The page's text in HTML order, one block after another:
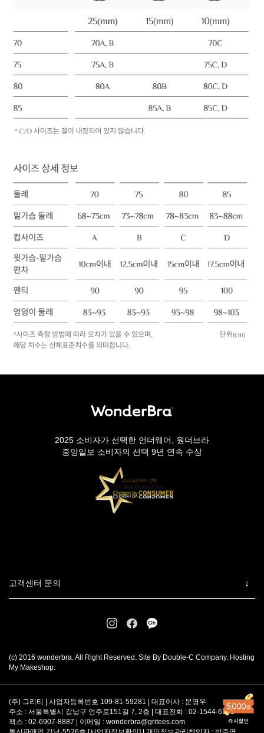
2025 소비자가 선택한 언더웨어, 원더브라
중앙일보 소비자의 선택 9년 연속 수상
고객센터 문의
(c) 2016 wonderbra. All Right Reserved. Site By Double-C Company. Hosting
My Makeshop.
(주) 그리티 | 사업자등록번호 109-81-59281 | 대표이사 : 문영우
주소 : 서울특별시 강남구 언주로151길 7, 2층 | 대표전화 : 02-1544-6101
팩스 : 02-6907-8887 | 이메일 : wonderbra@gritees.com